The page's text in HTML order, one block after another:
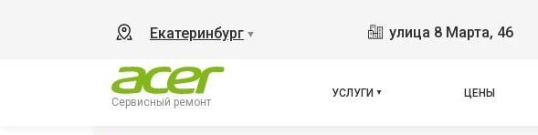
Екатеринбург ▼ улица 8 Марта, 46
Сервисный ремонт
УСЛУГИ ЦЕНЫ